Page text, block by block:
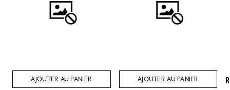
AJOUTER AU PANIER AJOUTER AU PANIER